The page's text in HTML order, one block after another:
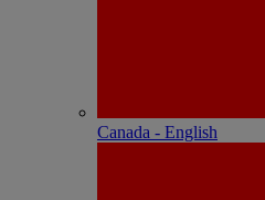
Canada - English